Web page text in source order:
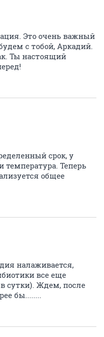
Это очень важный
с тобой, Аркадий.
Ты настоящий
срок, у
Теперь
общее
налаживается,
все еще
сутки). Ждем, после
бы........